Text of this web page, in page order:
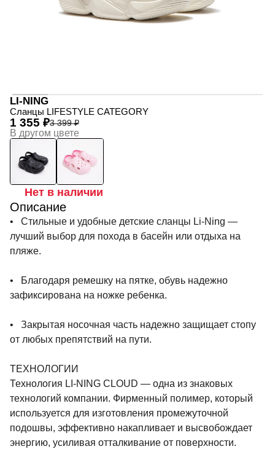
LI-NING
Сланцы LIFESTYLE CATEGORY
3 399 ₽
1 355 ₽
В другом цвете
Нет в наличии
Описание
• Стильные и удобные детские сланцы Li-Ning —
лучший выбор для похода в басейн или отдыха на
пляже.
• Благодаря ремешку на пятке, обувь надежно
зафиксирована на ножке ребенка.
• Закрытая носочная часть надежно защищает стопу
от любых препятствий на пути.
ТЕХНОЛОГИИ
Технология LI-NING CLOUD — одна из знаковых
технологий компании. Фирменный полимер, который
используется для изготовления промежуточной
подошвы, эффективно накапливает и высвобождает
энергию, усиливая отталкивание от поверхности.